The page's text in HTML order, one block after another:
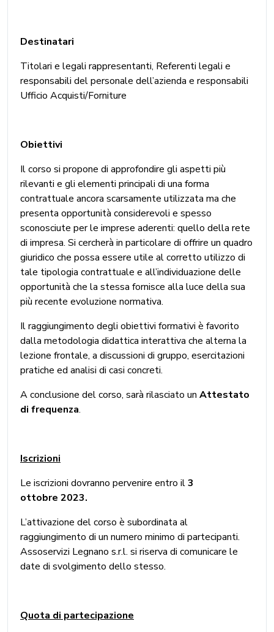
Destinatari
Titolari e legali rappresentanti, Referenti legali e
responsabili del personale dell’azienda e responsabili
Ufficio Acquisti/Forniture
Obiettivi
Il corso si propone di approfondire gli aspetti più
rilevanti e gli elementi principali di una forma
contrattuale ancora scarsamente utilizzata ma che
presenta opportunità considerevoli e spesso
sconosciute per le imprese aderenti: quello della rete
di impresa. Si cercherà in particolare di offrire un quadro
giuridico che possa essere utile al corretto utilizzo di
tale tipologia contrattuale e all’individuazione delle
opportunità che la stessa fornisce alla luce della sua
più recente evoluzione normativa.
Il raggiungimento degli obiettivi formativi è favorito
dalla metodologia didattica interattiva che alterna la
lezione frontale, a discussioni di gruppo, esercitazioni
pratiche ed analisi di casi concreti.
A conclusione del corso, sarà rilasciato un Attestato
di frequenza.
Iscrizioni
Le iscrizioni dovranno pervenire entro il3
ottobre 2023.
L’attivazione del corso è subordinata al
raggiungimento di un numero minimo di partecipanti.
Assoservizi Legnano s.r.l. si riserva di comunicare le
date di svolgimento dello stesso.
Quota di partecipazione